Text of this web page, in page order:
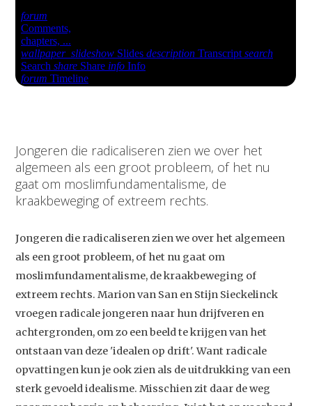
Jongeren die radicaliseren zien we over het
algemeen als een groot probleem, of het nu
gaat om moslimfundamentalisme, de
kraakbeweging of extreem rechts.
Jongeren die radicaliseren zien we over het algemeen
als een groot probleem, of het nu gaat om
moslimfundamentalisme, de kraakbeweging of
extreem rechts. Marion van San en Stijn Sieckelinck
vroegen radicale jongeren naar hun drijfveren en
achtergronden, om zo een beeld te krijgen van het
ontstaan van deze 'idealen op drift'. Want radicale
opvattingen kun je ook zien als de uitdrukking van een
sterk gevoeld idealisme. Misschien zit daar de weg